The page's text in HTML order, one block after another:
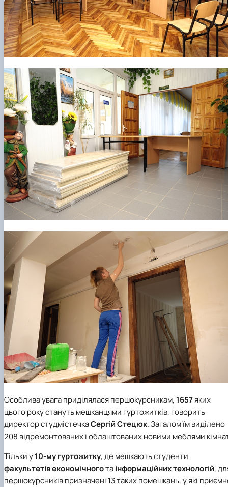
Особлива увага приділялася першокурсникам, 1657яких
цього року стануть мешканцями гуртожитків, говорить
директор студмістечкаСергійСтецюк. Загалом їм виділено
208 відремонтованих і облаштованих новими меблями
Тільки у10-му гуртожитку, де мешкають студенти
факультетів економічноготаінформаційних технологій,
першокурсників призначені 13 таких помешкань, у які